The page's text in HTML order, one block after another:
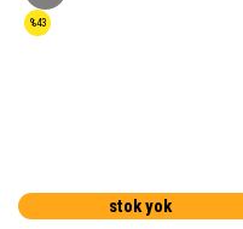
%43
stok yok